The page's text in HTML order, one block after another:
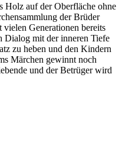
Holz auf der Oberfläche ohne
der Brüder
Generationen bereits
Dialog mit der inneren Tiefe
zu heben und den Kindern
Märchen gewinnt noch
und der Betrüger wird